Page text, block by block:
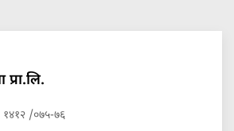
प्रा.लि.
१४१२ /०७५-७६